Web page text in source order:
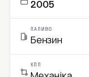
2005
ПАЛИВО
Бензин
КПП